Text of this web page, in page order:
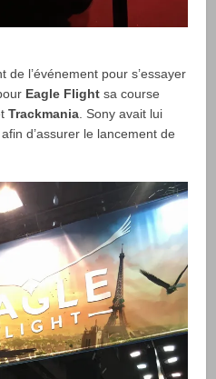
de l’événement pour s’essayer
Eagle Flightsa course
Trackmania. Sony avait lui
d’assurer le lancement de